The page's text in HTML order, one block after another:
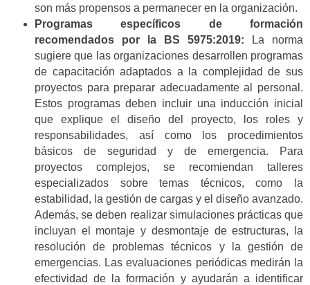
son más propensos a permanecer en la organización.
Programas específicos de formación
recomendados por la BS 5975:2019:
La norma
sugiere que las organizaciones desarrollen programas
de capacitación adaptados a la complejidad de sus
proyectos para preparar adecuadamente al personal.
Estos programas deben incluir una inducción inicial
que explique el diseño del proyecto, los roles y
responsabilidades, así como los procedimientos
básicos de seguridad y de emergencia. Para
proyectos complejos, se recomiendan talleres
especializados sobre temas técnicos, como la
estabilidad, la gestión de cargas y el diseño avanzado.
Además, se deben realizar simulaciones prácticas que
incluyan el montaje y desmontaje de estructuras, la
resolución de problemas técnicos y la gestión de
emergencias. Las evaluaciones periódicas medirán la
efectividad de la formación y ayudarán a identificar